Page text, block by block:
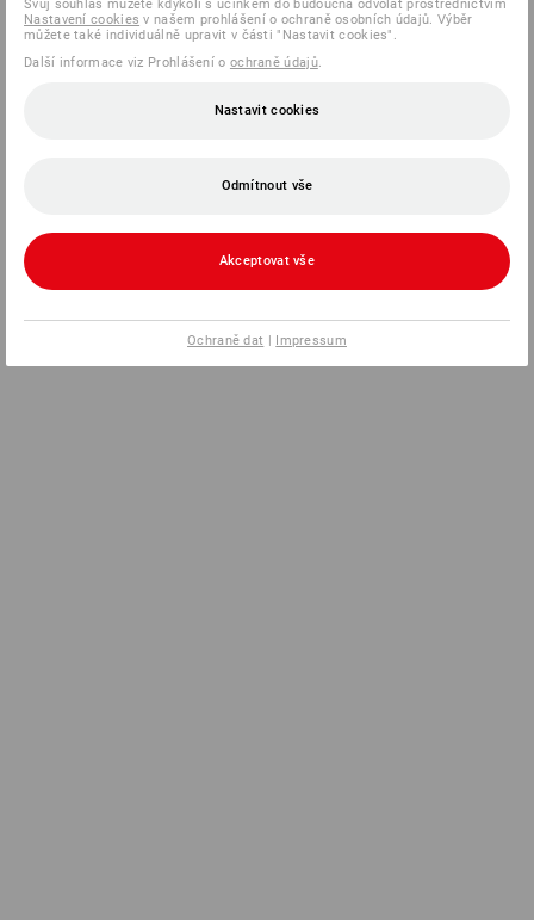
Svůj souhlas můžete kdykoli s účinkem do budoucna odvolat prostřednictvím
Nastavení cookies v našem prohlášení o ochraně osobních údajů. Výběr
můžete také individuálně upravit v části "Nastavit cookies".
Další informace viz Prohlášení o ochraně údajů.
Nastavit cookies
Odmítnout vše
Akceptovat vše
Ochraně dat | Impressum